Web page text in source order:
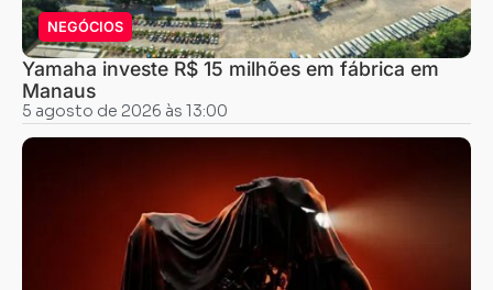
NEGÓCIOS
Yamaha investe R$ 15 milhões em fábrica em
Manaus
5 agosto de 2026 às 13:00